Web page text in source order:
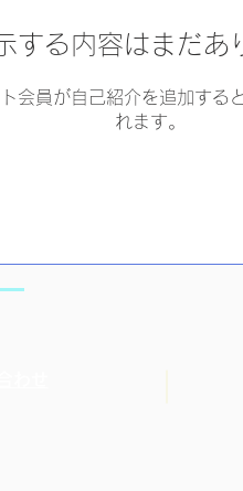
する内容はまだあ
会員が自己紹介を追加する
れます。